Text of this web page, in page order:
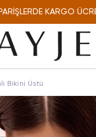
ÖZEL %10 İNDİRİM
Bikini Üstü